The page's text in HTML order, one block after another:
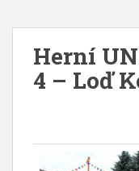
Herní
4 – Loď